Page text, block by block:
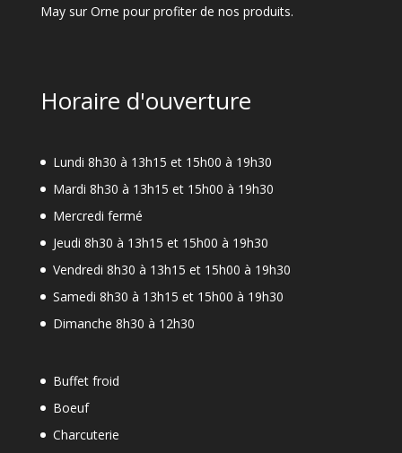
May sur Orne pour profiter de nos produits.
Horaire d'ouverture
Lundi 8h30 à 13h15 et 15h00 à 19h30
Mardi 8h30 à 13h15 et 15h00 à 19h30
Mercredi fermé
Jeudi 8h30 à 13h15 et 15h00 à 19h30
Vendredi 8h30 à 13h15 et 15h00 à 19h30
Samedi 8h30 à 13h15 et 15h00 à 19h30
Dimanche 8h30 à 12h30
Buffet froid
Boeuf
Charcuterie